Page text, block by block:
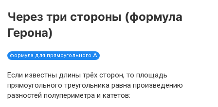
Через три стороны (формула
Герона)
формула для прямоугольного Δ
Если известны длины трёх сторон, то площадь
прямоугольного треугольника равна произведению
разностей полупериметра и катетов: